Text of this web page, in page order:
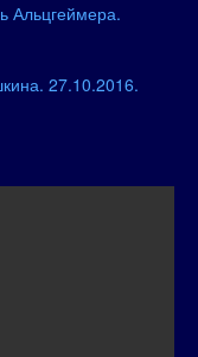
Альцгеймера.
27.10.2016.